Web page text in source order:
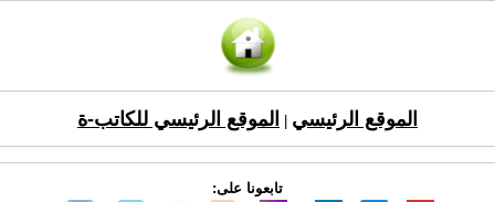
الموقع الرئيسي الموقع الرئيسي للكاتب-ة
تابعونا على: